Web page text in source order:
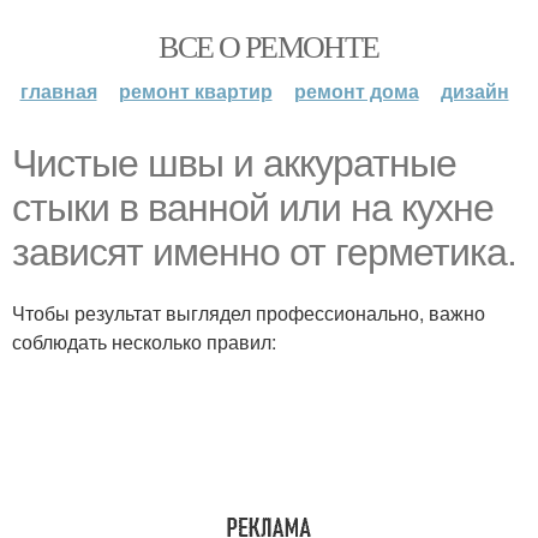
ВСЕ О РЕМОНТЕ
главная ремонт квартир ремонт дома дизайн
Чистые швы и аккуратные
стыки в ванной или на кухне
зависят именно от герметика.
Чтобы результат выглядел профессионально, важно
соблюдать несколько правил: